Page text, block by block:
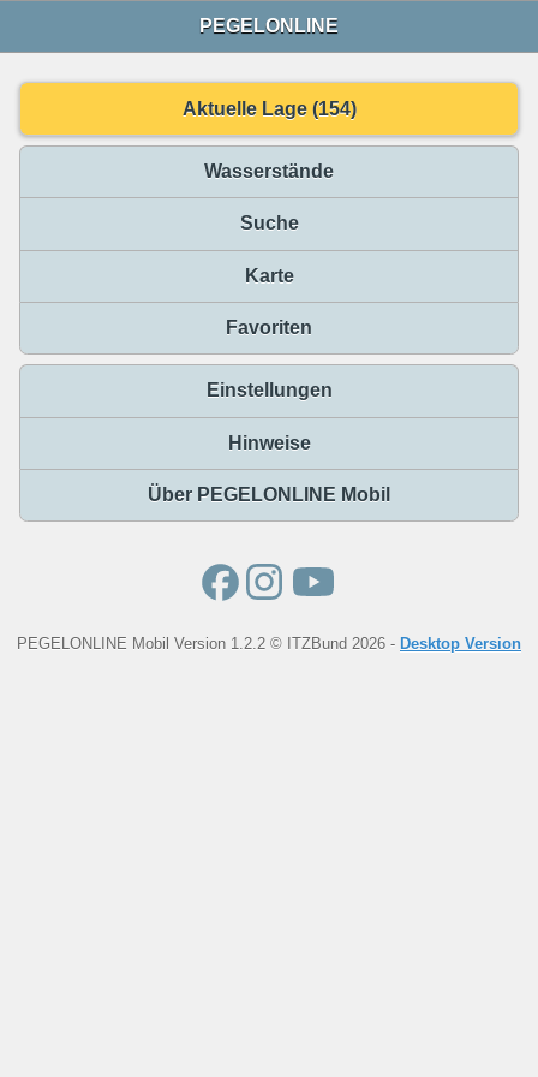
PEGELONLINE
Aktuelle Lage (154)
Wasserstände
Suche
Karte
Favoriten
Einstellungen
Hinweise
Über PEGELONLINE Mobil
PEGELONLINE Mobil Version 1.2.2 © ITZBund 2026 - Desktop Version